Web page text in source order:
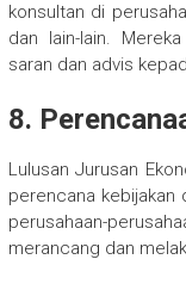
konsultan di
dan lain-lain.
saran dan advis
8.
Lulusan Jurusan
perencana kebijakan
perusahaan-
merancang dan